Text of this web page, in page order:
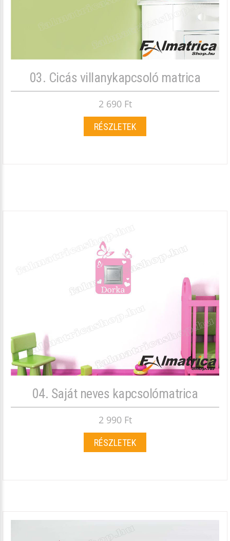
03. Cicás villanykapcsoló matrica
2 690 Ft
RÉSZLETEK
04. Saját neves kapcsolómatrica
2 990 Ft
RÉSZLETEK